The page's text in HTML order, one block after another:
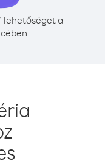
lehetőséget a